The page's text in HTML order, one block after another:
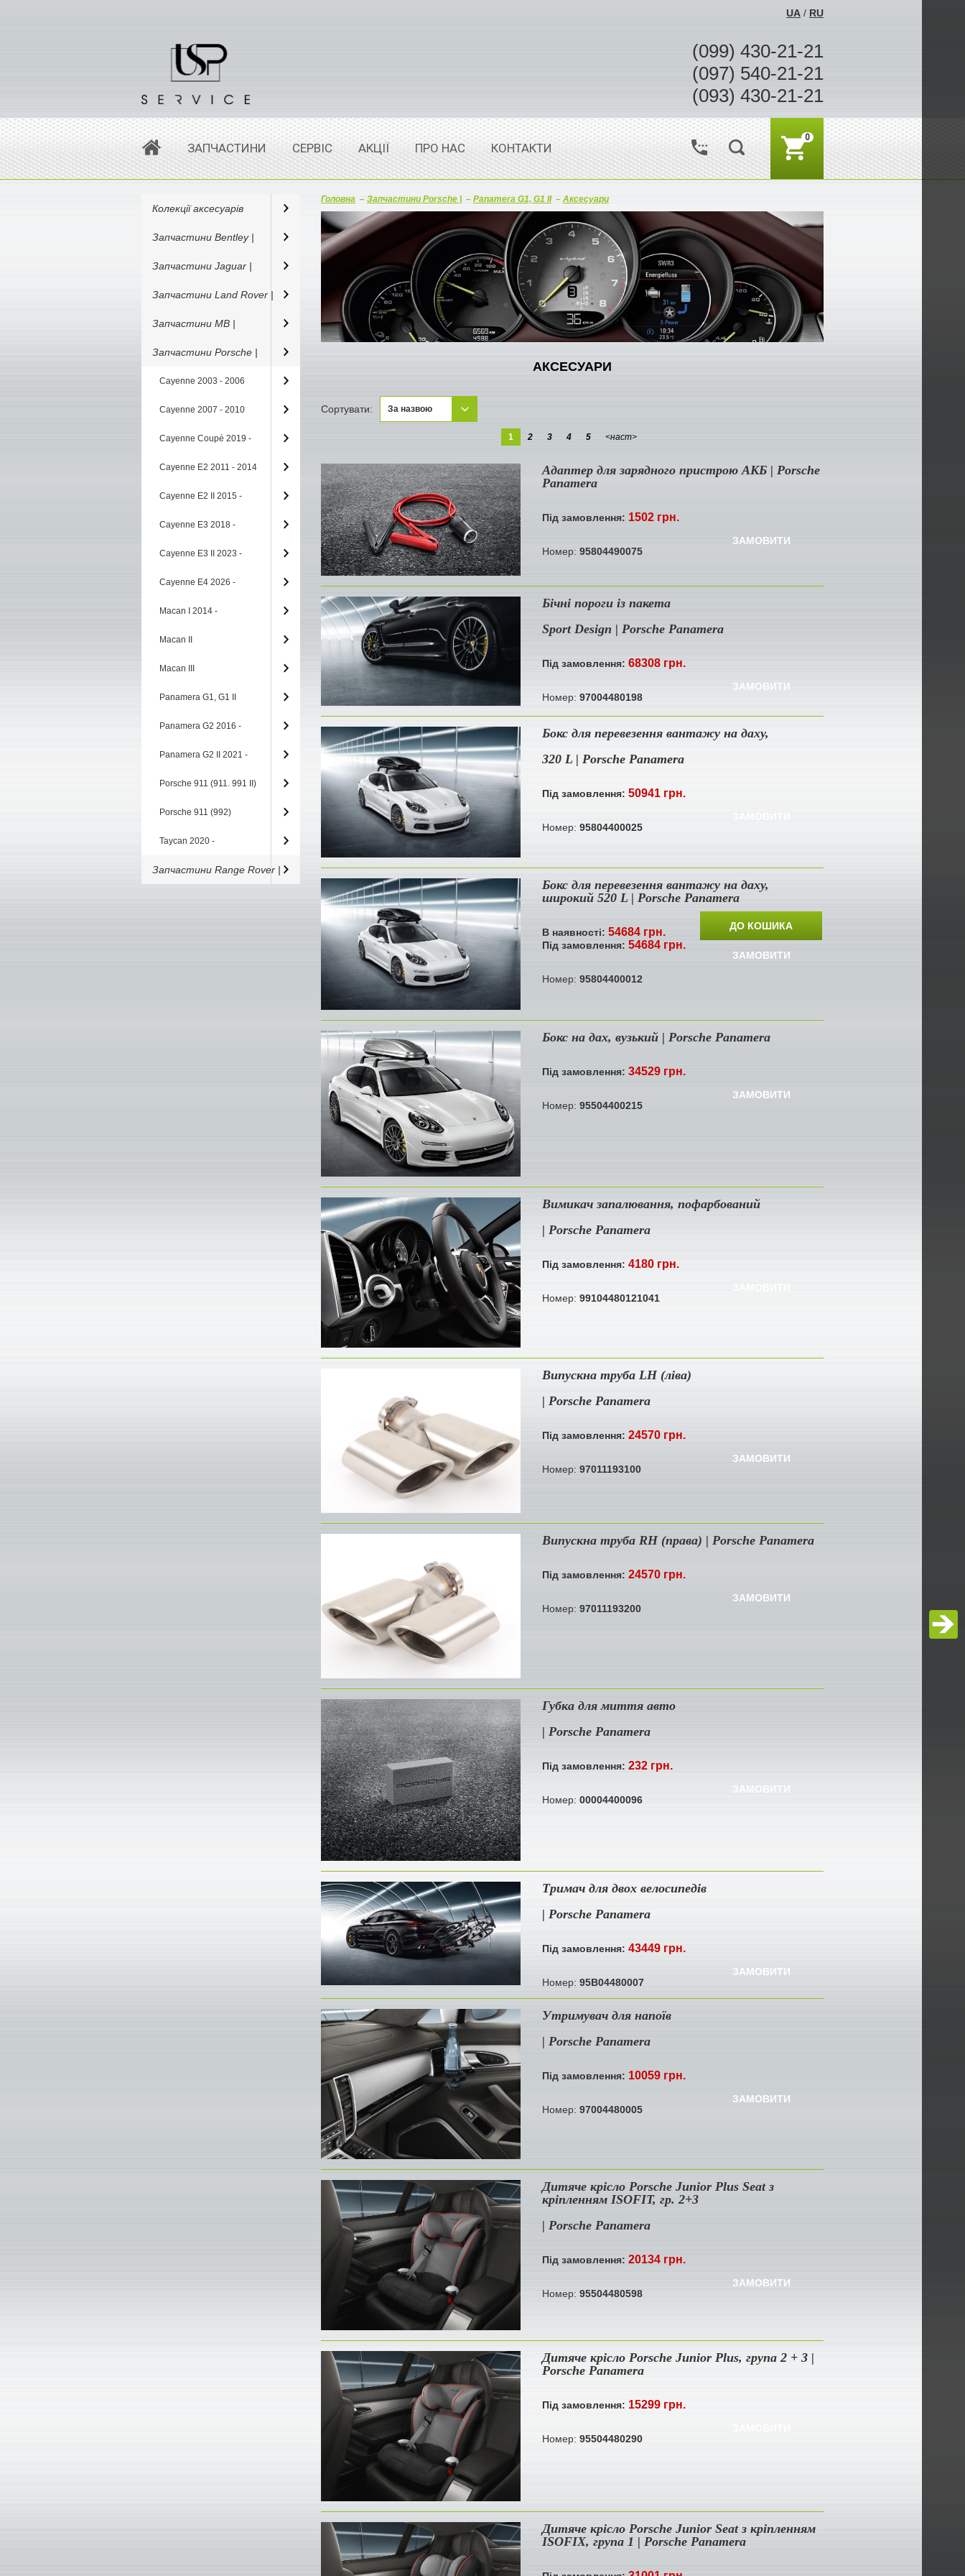
UA / RU
(099) 430-21-21
(097) 540-21-21
(093) 430-21-21
ЗАПЧАСТИНИ СЕРВІС АКЦІЇ ПРО НАС КОНТАКТИ
0
Колекції аксесуарів
Запчастини Bentley |
Запчастини Jaguar |
Запчастини Land Rover |
Запчастини MB |
Запчастини Porsche |
Cayenne 2003 - 2006
Cayenne 2007 - 2010
Cayenne Coupé 2019 -
Cayenne E2 2011 - 2014
Cayenne E2 II 2015 -
Cayenne E3 2018 -
Cayenne E3 II 2023 -
Cayenne E4 2026 -
Macan I 2014 -
Macan II
Macan III
Panamera G1, G1 II
Panamera G2 2016 -
Panamera G2 II 2021 -
Porsche 911 (911. 991 II)
Porsche 911 (992)
Taycan 2020 -
Запчастини Range Rover |
Головна – Запчастини Porsche | – Panamera G1, G1 II– Аксесуари
АКСЕСУАРИ
Сортувати: За назвою
1 2 3 4 5 <наст>
Адаптер для зарядного пристрою АКБ | Porsche
Panamera
Під замовлення: 1502 грн.
ЗАМОВИТИ
Номер: 95804490075
Бічні пороги із пакета
Sport Design | Porsche Panamera
Під замовлення: 68308 грн.
ЗАМОВИТИ
Номер: 97004480198
Бокс для перевезення вантажу на даху,
320 L | Porsche Panamera
Під замовлення: 50941 грн.
Номер: 95804400025
Бокс для перевезення вантажу на даху,
широкий 520 L | Porsche Panamera
В наявності: 54684 грн.
Під замовлення: 54684 грн.
ДО КОШИКА
ЗАМОВИТИ
Номер: 95804400012
Бокс на дах, вузький | Porsche Panamera
Під замовлення: 34529 грн.
ЗАМОВИТИ
Номер: 95504400215
Вимикач запалювання, пофарбований
| Porsche Panamera
Під замовлення: 4180 грн.
Номер: 99104480121041
Випускна труба LH (ліва)
| Porsche Panamera
Під замовлення: 24570 грн.
ЗАМОВИТИ
Номер: 97011193100
Випускна труба RH (права) | Porsche Panamera
Під замовлення: 24570 грн.
ЗАМОВИТИ
Номер: 97011193200
Губка для миття авто
| Porsche Panamera
Під замовлення: 232 грн.
ЗАМОВИТИ
Номер: 00004400096
Тримач для двох велосипедів
| Porsche Panamera
Під замовлення: 43449 грн.
ЗАМОВИТИ
Номер: 95B04480007
Утримувач для напоїв
| Porsche Panamera
Під замовлення: 10059 грн.
ЗАМОВИТИ
Номер: 97004480005
Дитяче крісло Porsche Junior Plus Seat з
кріпленням ISOFIT, гр. 2+3
| Porsche Panamera
Під замовлення: 20134 грн.
ЗАМОВИТИ
Номер: 95504480598
Дитяче крісло Porsche Junior Plus, група 2 + 3 |
Porsche Panamera
Під замовлення: 15299 грн.
Номер: 95504480290
Дитяче крісло Porsche Junior Seat з кріпленням
ISOFIX, група 1 | Porsche Panamera